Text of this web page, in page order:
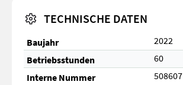
TECHNISCHE DATEN
Baujahr
2022
Betriebsstunden
60
Interne Nummer
508607